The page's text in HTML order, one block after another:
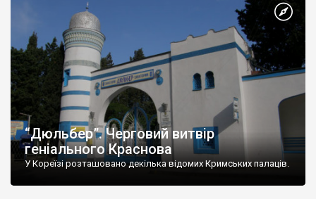
“Дюльбер”. Черговий витвір
геніального Краснова
У Кореїзі розташовано декілька відомих Кримських палаців.